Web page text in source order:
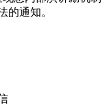
的通知。